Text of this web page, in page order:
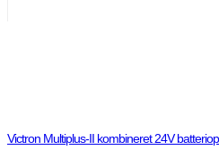
Victron Multiplus-II kombineret 24V